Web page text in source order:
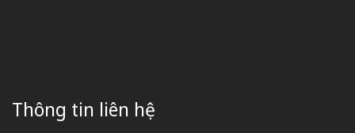
Thông tin liên hệ